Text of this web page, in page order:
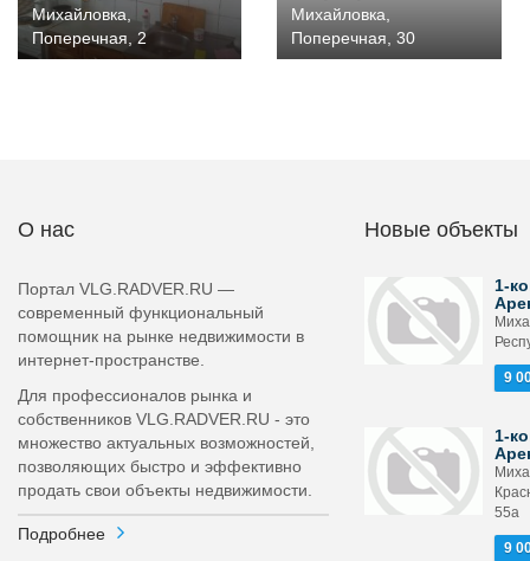
Михайловка,
Поперечная, 2
Михайловка,
Поперечная, 30
О нас
Портал VLG.RADVER.RU —
современный функциональный
помощник на рынке недвижимости в
интернет-пространстве.
Для профессионалов рынка и
собственников VLG.RADVER.RU - это
множество актуальных возможностей,
позволяющих быстро и эффективно
продать свои объекты недвижимости.
Подробнее
Новые объекты
1-
9
1-
55а
9